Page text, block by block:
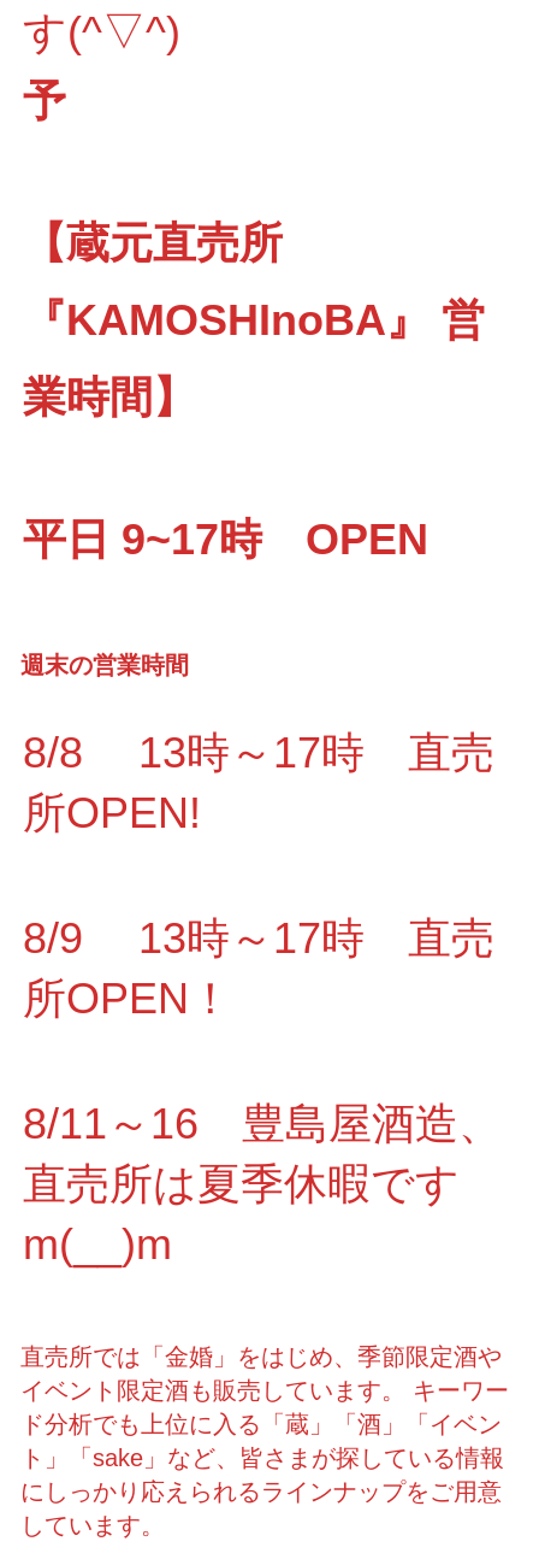
す(^▽^)
予
【蔵元直売所
『KAMOSHInoBA』 営
業時間】
平日 9~17時 OPEN
週末の営業時間
8/8 13時～17時 直売
所OPEN!
8/9 13時～17時 直売
所OPEN！
8/11～16 豊島屋酒造、
直売所は夏季休暇です
m(__)m
直売所では「金婚」をはじめ、季節限定酒や
イベント限定酒も販売しています。 キーワー
ド分析でも上位に入る「蔵」「酒」「イベン
ト」「sake」など、皆さまが探している情報
にしっかり応えられるラインナップをご用意
しています。